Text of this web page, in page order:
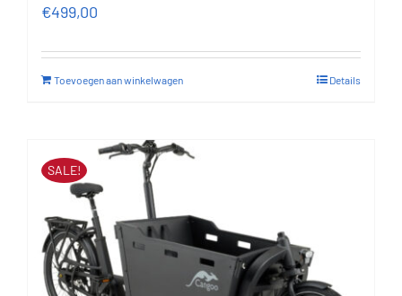
€499,00
Toevoegen aan winkelwagen Details
SALE!